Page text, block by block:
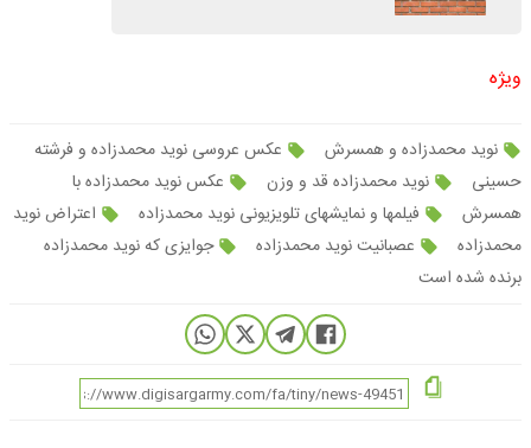
ویژه
نوید محمدزاده و همسرش
عکس عروسی نوید محمدزاده و فرشته
حسینی
نوید محمدزاده قد و وزن
عکس نوید محمدزاده با
همسرش
فیلمها و نمایشهای تلویزیونی نوید محمدزاده
اعتراض نوید
محمدزاده
عصبانیت نوید محمدزاده
جوایزی که نوید محمدزاده
برنده شده است